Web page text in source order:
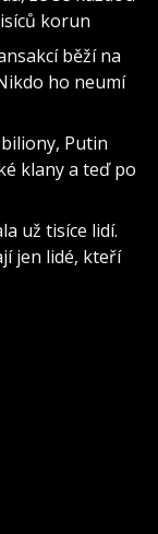
korun
běží na
ho neumí
Putin
klany a teď po
už tisíce lidí.
jen lidé, kteří